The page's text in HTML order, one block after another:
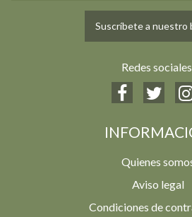
Suscríbete a nuestro
Redes
Quienes
Aviso legal
Condiciones de